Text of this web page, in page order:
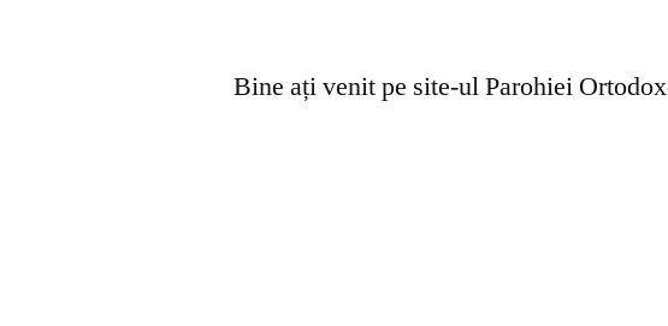
Bine ați venit pe site-ul Parohiei